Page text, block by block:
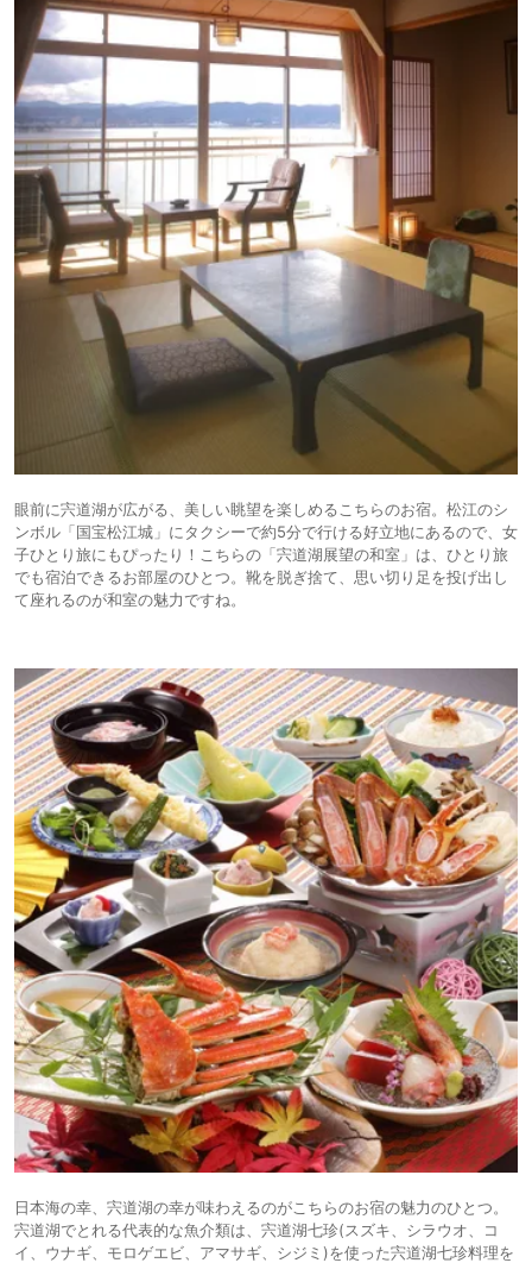
眼前に宍道湖が広がる、美しい眺望を楽しめるこちらのお宿。松江のシ
ンボル「国宝松江城」にタクシーで約5分で行ける好立地にあるので、女
子ひとり旅にもぴったり！こちらの「宍道湖展望の和室」は、ひとり旅
でも宿泊できるお部屋のひとつ。靴を脱ぎ捨て、思い切り足を投げ出し
て座れるのが和室の魅力ですね。
日本海の幸、宍道湖の幸が味わえるのがこちらのお宿の魅力のひとつ。
宍道湖でとれる代表的な魚介類は、宍道湖七珍(スズキ、シラウオ、コ
イ、ウナギ、モロゲエビ、アマサギ、シジミ)を使った宍道湖七珍料理を